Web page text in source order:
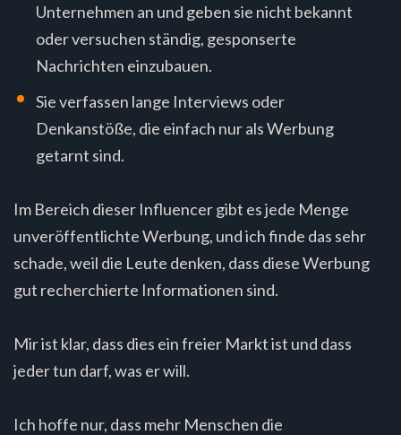
Unternehmen an und geben sie nicht bekannt
oder versuchen ständig, gesponserte
Nachrichten einzubauen.
Sie verfassen lange Interviews oder
Denkanstöße, die einfach nur als Werbung
getarnt sind.
Im Bereich dieser Influencer gibt es jede Menge
unveröffentlichte Werbung, und ich finde das sehr
schade, weil die Leute denken, dass diese Werbung
gut recherchierte Informationen sind.
Mir ist klar, dass dies ein freier Markt ist und dass
jeder tun darf, was er will.
Ich hoffe nur, dass mehr Menschen die